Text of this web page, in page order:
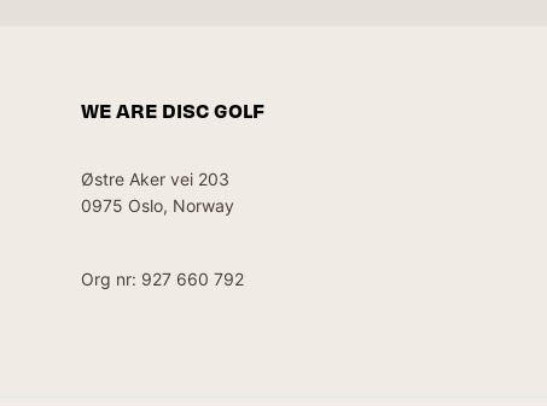
WE ARE DISC GOLF
Østre Aker vei 203
0975 Oslo, Norway
Org nr: 927 660 792